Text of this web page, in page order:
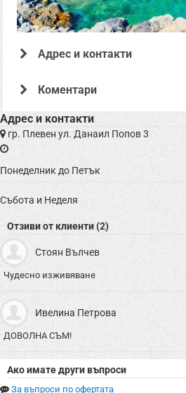
Адрес и контакти
Коментари
Офертата е осигурена от "ВИП Турс
Адрес и контакти
гр. Плевен ул. Данаил Попов 3
Понеделник до Петък
Събота и Неделя
Отзиви от клиенти (2)
Стоян Вълчев
Чудесно изживяване
Ивелина Петрова
ДОВОЛНА СЪМ!
Ако имате други въпроси
За въпроси по офертата